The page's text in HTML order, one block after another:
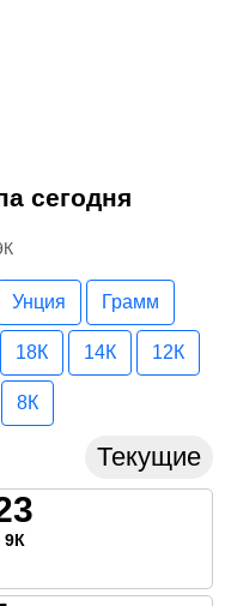
сегодня
Унция Грамм
18К 14К 12К
8К
Текущие
9К